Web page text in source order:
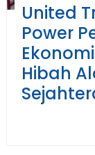
United
Power
Hibah